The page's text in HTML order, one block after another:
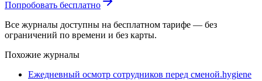
Попробовать бесплатно
Все журналы доступны на бесплатном тарифе — без
ограничений по времени и без карты.
Похожие журналы
Ежедневный осмотр сотрудников перед сменой.hygiene